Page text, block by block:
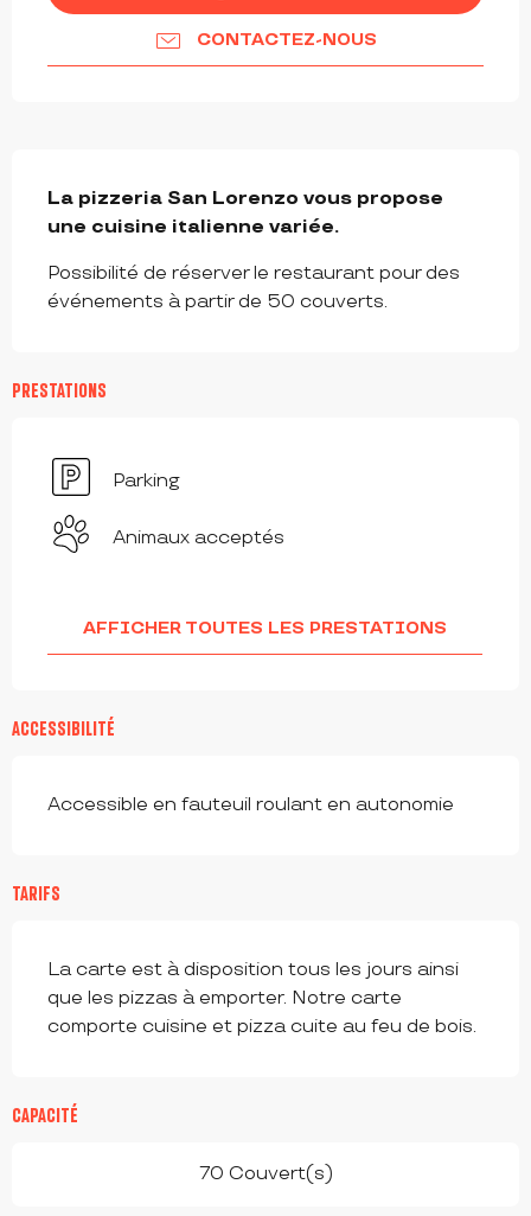
CONTACTEZ-NOUS
La pizzeria San Lorenzo vous propose
une cuisine italienne variée.
Possibilité de réserver le restaurant pour des
événements à partir de 50 couverts.
PRESTATIONS
Parking
Animaux acceptés
AFFICHER TOUTES LES PRESTATIONS
ACCESSIBILITÉ
Accessible en fauteuil roulant en autonomie
TARIFS
La carte est à disposition tous les jours ainsi
que les pizzas à emporter. Notre carte
comporte cuisine et pizza cuite au feu de bois.
CAPACITÉ
70 Couvert(s)